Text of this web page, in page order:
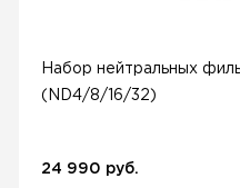
Набор нейтральных
(ND4/8/16/32)
24 990 руб.